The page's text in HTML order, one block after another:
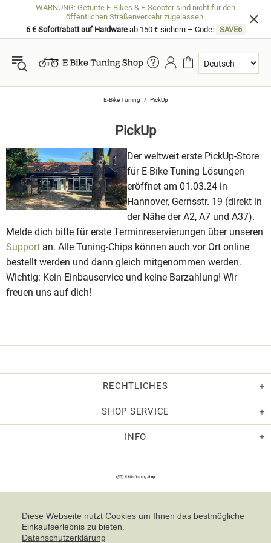
WARNUNG: Getunte E-Bikes & E-Scooter sind nicht für den
öffentlichen Straßenverkehr zugelassen.
6 € Sofortrabatt auf Hardwareab 150 € sichern – Code: SAVE6
E-Bike Tuning PickUp
PickUp
Der weltweit erste PickUp-Store
für E-Bike Tuning Lösungen
eröffnet am 01.03.24 in
Hannover, Gernsstr. 19 (direkt in
der Nähe der A2, A7 und A37).
Melde dich bitte für erste Terminreservierungen über unseren
Support an. Alle Tuning-Chips können auch vor Ort online
bestellt werden und dann gleich mitgenommen werden.
Wichtig: Kein Einbauservice und keine Barzahlung! Wir
freuen uns auf dich!
RECHTLICHES
SHOP SERVICE
INFO
Diese Webseite nutzt Cookies um Ihnen das bestmögliche
Einkaufserlebnis zu bieten.
Datenschutzerklärung